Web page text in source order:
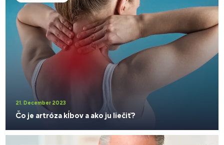
21. December 2023
Čo je artróza kĺbov a ako ju liečiť?